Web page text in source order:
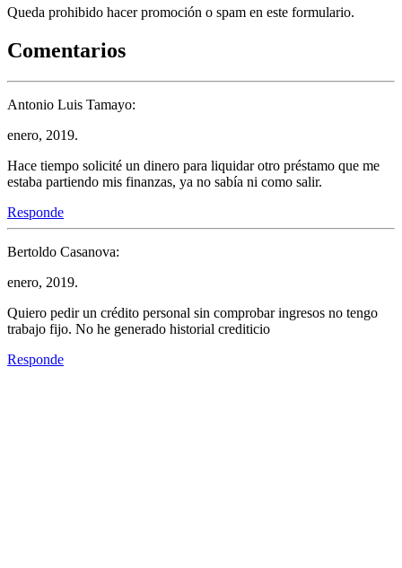
Queda prohibido hacer promoción o spam en este formulario.
Comentarios
Antonio Luis Tamayo:
enero, 2019.
Hace tiempo solicité un dinero para liquidar otro préstamo que me
estaba partiendo mis finanzas, ya no sabía ni como salir.
Responde
Bertoldo Casanova:
enero, 2019.
Quiero pedir un crédito personal sin comprobar ingresos no tengo
trabajo fijo. No he generado historial crediticio
Responde